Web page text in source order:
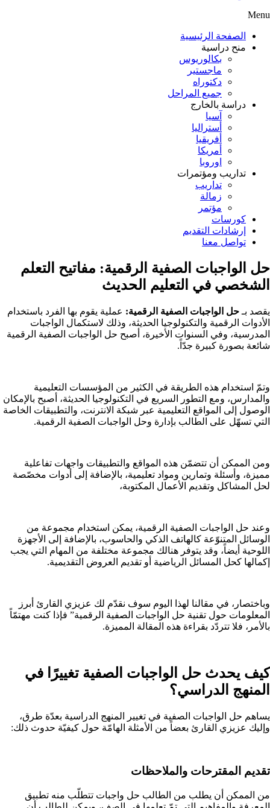
Menu
الصفحة الرئيسية
منح دراسية
بكالوريوس
ماجستير
دكتوراه
جميع المراحل
دراسة بالخارج
آسيا
أستراليا
أفريقيا
أمريكا
اوروبا
تداريب ومؤتمرات
تداريب
زمالة
مؤتمر
كورسات
إرشادات التقديم
تواصل معنا
حل الواجبات الصفية الرقمية: مفاتيح التعلم
الشخصي في التعليم الحديث
يقصد بـ حل الواجبات الصفية الرقمية: عملية يقوم بها الفرد باستخدام
الأدوات الرقمية والتكنولوجيا الحديثة، وذلك لاستكمال الواجبات
المدرسية، وفي السنوات الأخيرة، أصبح حل الواجبات الصفية الرقمية
شائعة بصورة كبيرة جدّاً.
وتمّ استخدام هذه الطريقة في الكثير من المؤسسات التعليمية
والمدارس، ومع التطور السريع في التكنولوجيا الحديثة، أصبح بالإمكان
الوصول إلى المواقع التعليمية عبر شبكة الانترنت، والتطبيقات الخاصة
التي تسهّل على الطالب بإدارة وحل الواجبات الصفية الرقمية.
ومن الممكن أن تتضمّن هذه المواقع والتطبيقات واجهات تفاعلية
مميزة، وأسئلة وتمارين ومواد تعليمية، بالإضافة إلى أدوات مخصّصة
لحل المشاكل وتقديم الأعمال المكتوبة،
وعند حل الواجبات الصفية الرقمية، يمكن استخدام مجموعة من
الوسائل المتنوّعة كالهاتف الذكي والحاسوب، بالإضافة إلى الأجهزة
اللوحية أيضاً، وقد يتوفر هنالك مجموعة مختلفة من المهام التي يجب
إكمالها كحل المسائل الرياضية أو تقديم العروض التقديمية.
وباختصار، في مقالنا لهذا اليوم سوف نقدّم لك عزيزي القارئ أبرز
المعلومات حول تقنية حل الواجبات الصفية الرقمية” فإذا كنت مهتمّاً
بالأمر، فلا تتردّد بقراءة هذه المقالة المميزة.
كيف يحدث حل الواجبات الصفية تغييرًا في
المنهج الدراسي؟
يساهم حل الواجبات الصفية في تغيير المنهج الدراسية بعدّة طرق،
وإليك عزيزي القارئ بعضاً من الأمثلة الهامّة حول كيفيّة حدوث ذلك:
تقديم المقترحات والملاحظات
من الممكن أن يطلب من الطالب حل واجبات تتطلّب منه تطبيق